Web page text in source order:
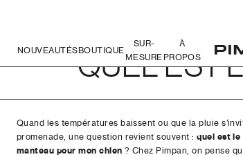
NOUVEAUTÉSBOUTIQUE
SUR-
MESURE
À
PROPOS
QUEL EST
Quand les températures baissent ou que la pluie
promenade, une question revient souvent :quel est
manteau pour mon chien ? Chez Pimpan, on pense